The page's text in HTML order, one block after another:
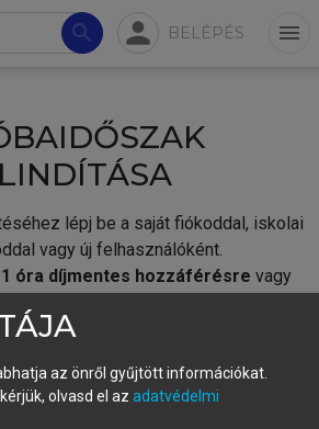
search person BELÉPÉS menu
lépj be a saját fiókoddal, iskolai
vagy új felhasználóként.
1 óra díjmentes hozzáférésre vagy
vagy hozz létre új fiókot.
próbaidőszakautomatikusan
az önről gyűjtött információkat.
olvasd el az adatvédelmi